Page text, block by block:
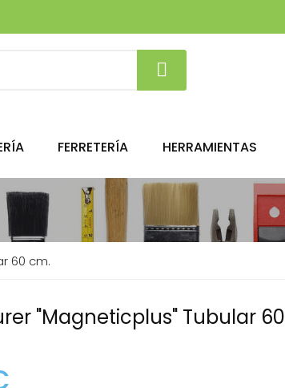
FERRETERÍA HERRAMIENTAS
60 cm.
"Magneticplus" Tubular 60